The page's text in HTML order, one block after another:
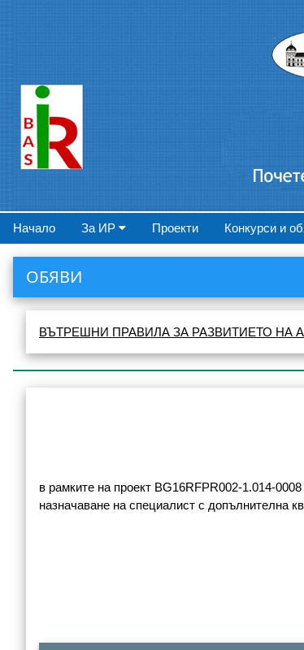
Начало За ИР Проекти Конкурси и
ОБЯВИ
ВЪТРЕШНИ ПРАВИЛА ЗА РАЗВИТИЕТО НА
в рамките на проект BG16RFPR002-1.014-
назначаване на специалист с допълнителна